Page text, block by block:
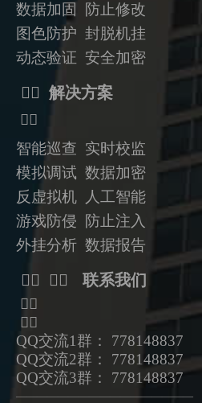
数据加固
防止修改
图色防护 封脱机挂
动态验证 安全加密
ᅟᅠ 解决方案
ᅟᅠ
智能巡查 实时校监
模拟调试 数据加密
反虚拟机
人工智能
游戏防侵 防止注入
外挂分析 数据报告
ᅟᅠ ᅟᅠ 联系我们
ᅟᅠ
ᅟᅠ
QQ交流1群： 778148837
QQ交流2群： 778148837
QQ交流3群： 778148837
—————————————————